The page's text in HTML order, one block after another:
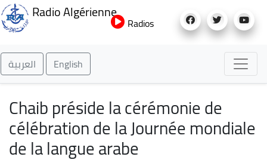
au
Radio Algérienne
Radios
العربية English
Chaib préside la cérémonie de
célébration de la Journée mondiale
de la langue arabe